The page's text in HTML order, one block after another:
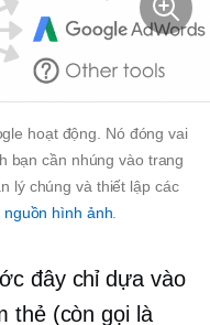
hoạt động. Nó đóng vai
bạn cần nhúng vào trang
lý chúng và thiết lập các
nguồn hình ảnh.
đây chỉ dựa vào
thẻ (còn gọi là